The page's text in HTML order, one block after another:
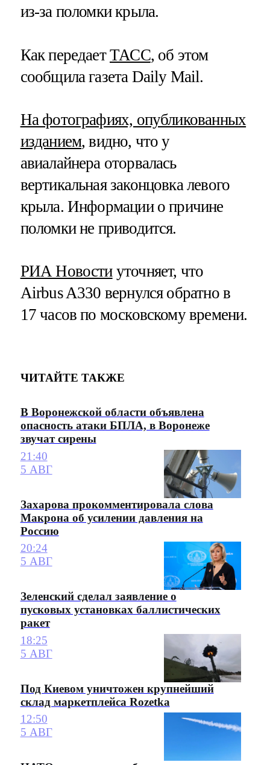
из-за поломки крыла.
Как передаетТАСС, об этом
сообщила газета Daily Mail.
На фотографиях, опубликованных
изданием, видно, что у
авиалайнера оторвалась
вертикальная законцовка левого
крыла. Информации о причине
поломки не приводится.
РИА Новостиуточняет, что
Airbus A330 вернулся обратно в
17 часов по московскому времени.
ЧИТАЙТЕ ТАКЖЕ
В Воронежской области объявлена
опасность атаки БПЛА, в Воронеже
звучат сирены
21:40
5 АВГ
Захарова прокомментировала слова
Макрона об усилении давления на
Россию
20:24
5 АВГ
Зеленский сделал заявление о
пусковых установках баллистических
ракет
18:25
5 АВГ
Под Киевом уничтожен крупнейший
склад маркетплейса Rozetka
12:50
5 АВГ